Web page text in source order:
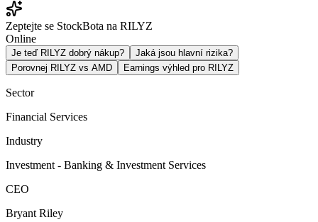
Zeptejte se StockBota na RILYZ
Online
Je teď RILYZ dobrý nákup?
Jaká jsou hlavní rizika?
Porovnej RILYZ vs AMD
Earnings výhled pro RILYZ
Sector
Financial Services
Industry
Investment - Banking & Investment Services
CEO
Bryant Riley